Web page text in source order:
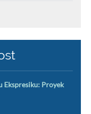
Ekspresiku: Proyek